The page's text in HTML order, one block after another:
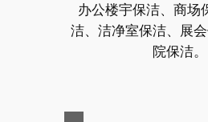
办公楼宇保洁、商场
洁、洁净室保洁、展
院保洁。